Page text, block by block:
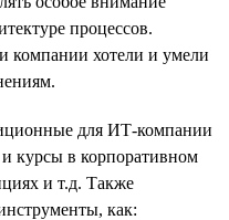
процессов.
компании хотели и умели
для ИТ-компании
курсы в корпоративном
и т.д. Также
как: